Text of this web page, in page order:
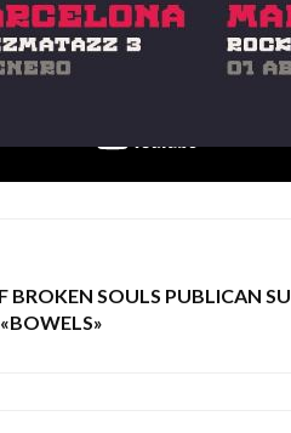
BROKEN SOULS PUBLICAN SU